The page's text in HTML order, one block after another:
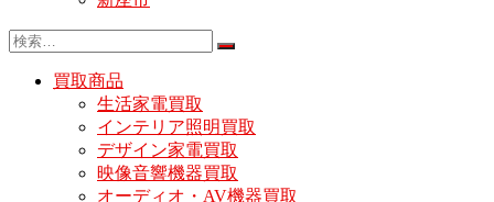
買取商品
生活家電買取
インテリア照明買取
デザイン家電買取
映像音響機器買取
オーディオ・AV機器買取